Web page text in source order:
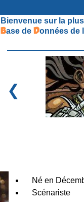
Bienvenue sur la
Base de Données de
❮
Né en
Scénariste